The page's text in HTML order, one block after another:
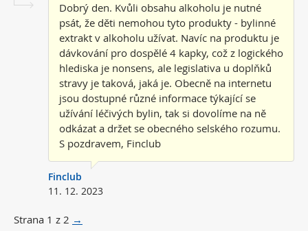
Dobrý den. Kvůli obsahu alkoholu je nutné
psát, že děti nemohou tyto produkty - bylinné
extrakt v alkoholu užívat. Navíc na produktu je
dávkování pro dospělé 4 kapky, což z logického
hlediska je nonsens, ale legislativa u doplňků
stravy je taková, jaká je. Obecně na internetu
jsou dostupné různé informace týkající se
užívání léčivých bylin, tak si dovolíme na ně
odkázat a držet se obecného selského rozumu.
S pozdravem, Finclub
Finclub
11. 12. 2023
Strana 1 z 2 →